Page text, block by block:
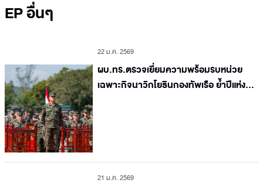
EP อื่นๆ
22 ม.ค. 2569
ผบ.ทร.ตรวจเยี่ยมความพร้อมรบหน่วย
เฉพาะกิจนาวิกโยธินกองทัพเรือ ย้ำปีแห่ง
21 ม.ค. 2569